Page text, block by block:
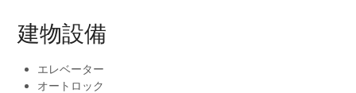
建物設備
エレベーター
オートロック